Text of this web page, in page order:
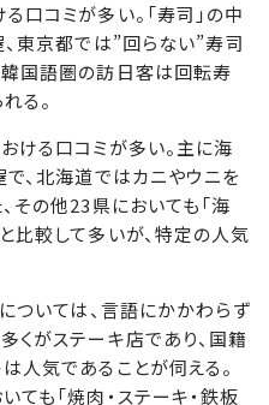
口コミが多い。「寿司」の中
東京都では”回らない”寿司
国語圏の訪日客は回転寿
る。
ける口コミが多い。主に海
で、北海道ではカニやウニを
その他23県においても「海
比較して多いが、特定の人気
ついては、言語にかかわらず
くがステーキ店であり、国籍
人気であることが伺える。
ても「焼肉・ステーキ・鉄板